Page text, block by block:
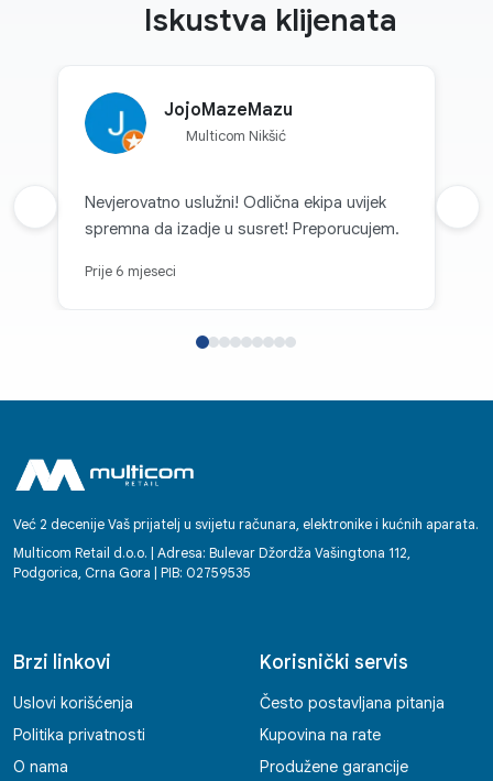
Iskustva klijenata
JojoMazeMazu
Multicom Nikšić
Nevjerovatno uslužni! Odlična ekipa uvijek
spremna da izadje u susret! Preporucujem.
Prije 6 mjeseci
Prethodna recenzija
Već 2 decenije Vaš prijatelj u svijetu računara, elektronike i kućnih aparata.
Multicom Retail d.o.o. | Adresa: Bulevar Džordža Vašingtona 112,
Podgorica, Crna Gora | PIB: 02759535
Brzi linkovi
Uslovi korišćenja
Politika privatnosti
O nama
Korisnički servis
Često postavljana pitanja
Kupovina na rate
Produžene garancije